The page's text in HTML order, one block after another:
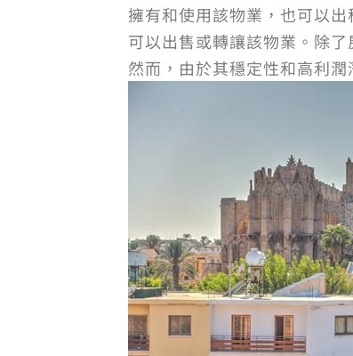
擁有和使用該物業，也可以
可以出售或轉讓該物業。除
然而，由於其穩定性和高利